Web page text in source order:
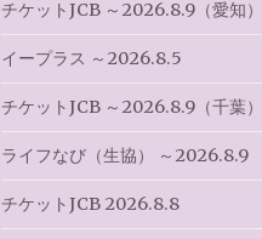
チケットJCB ～2026.8.9（愛知）
イープラス ～2026.8.5
チケットJCB ～2026.8.9（千葉）
ライフなび（生協） ～2026.8.9
チケットJCB 2026.8.8